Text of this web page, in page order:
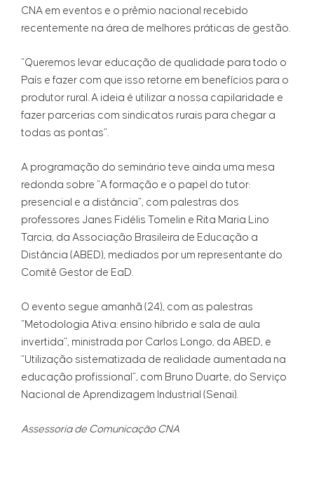
CNA em eventos e o prêmio nacional recebido
recentemente na área de melhores práticas de gestão.
“Queremos levar educação de qualidade para todo o
País e fazer com que isso retorne em benefícios para o
produtor rural. A ideia é utilizar a nossa capilaridade e
fazer parcerias com sindicatos rurais para chegar a
todas as pontas”.
A programação do seminário teve ainda uma mesa
redonda sobre “A formação e o papel do tutor:
presencial e a distância”, com palestras dos
professores Janes Fidélis Tomelin e Rita Maria Lino
Tarcia, da Associação Brasileira de Educação a
Distância (ABED), mediados por um representante do
Comitê Gestor de EaD.
O evento segue amanhã (24), com as palestras
“Metodologia Ativa: ensino híbrido e sala de aula
invertida”, ministrada por Carlos Longo, da ABED, e
“Utilização sistematizada de realidade aumentada na
educação profissional”, com Bruno Duarte, do Serviço
Nacional de Aprendizagem Industrial (Senai).
Assessoria de Comunicação CNA